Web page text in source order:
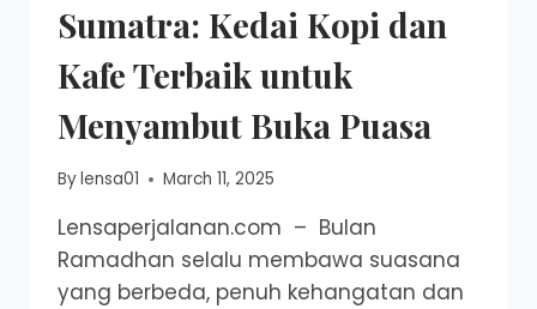
Sumatra: Kedai Kopi dan
Kafe Terbaik untuk
Menyambut Buka Puasa
Bylensa01 March 11, 2025
Lensaperjalanan.com – Bulan
Ramadhan selalu membawa suasana
yang berbeda, penuh kehangatan dan